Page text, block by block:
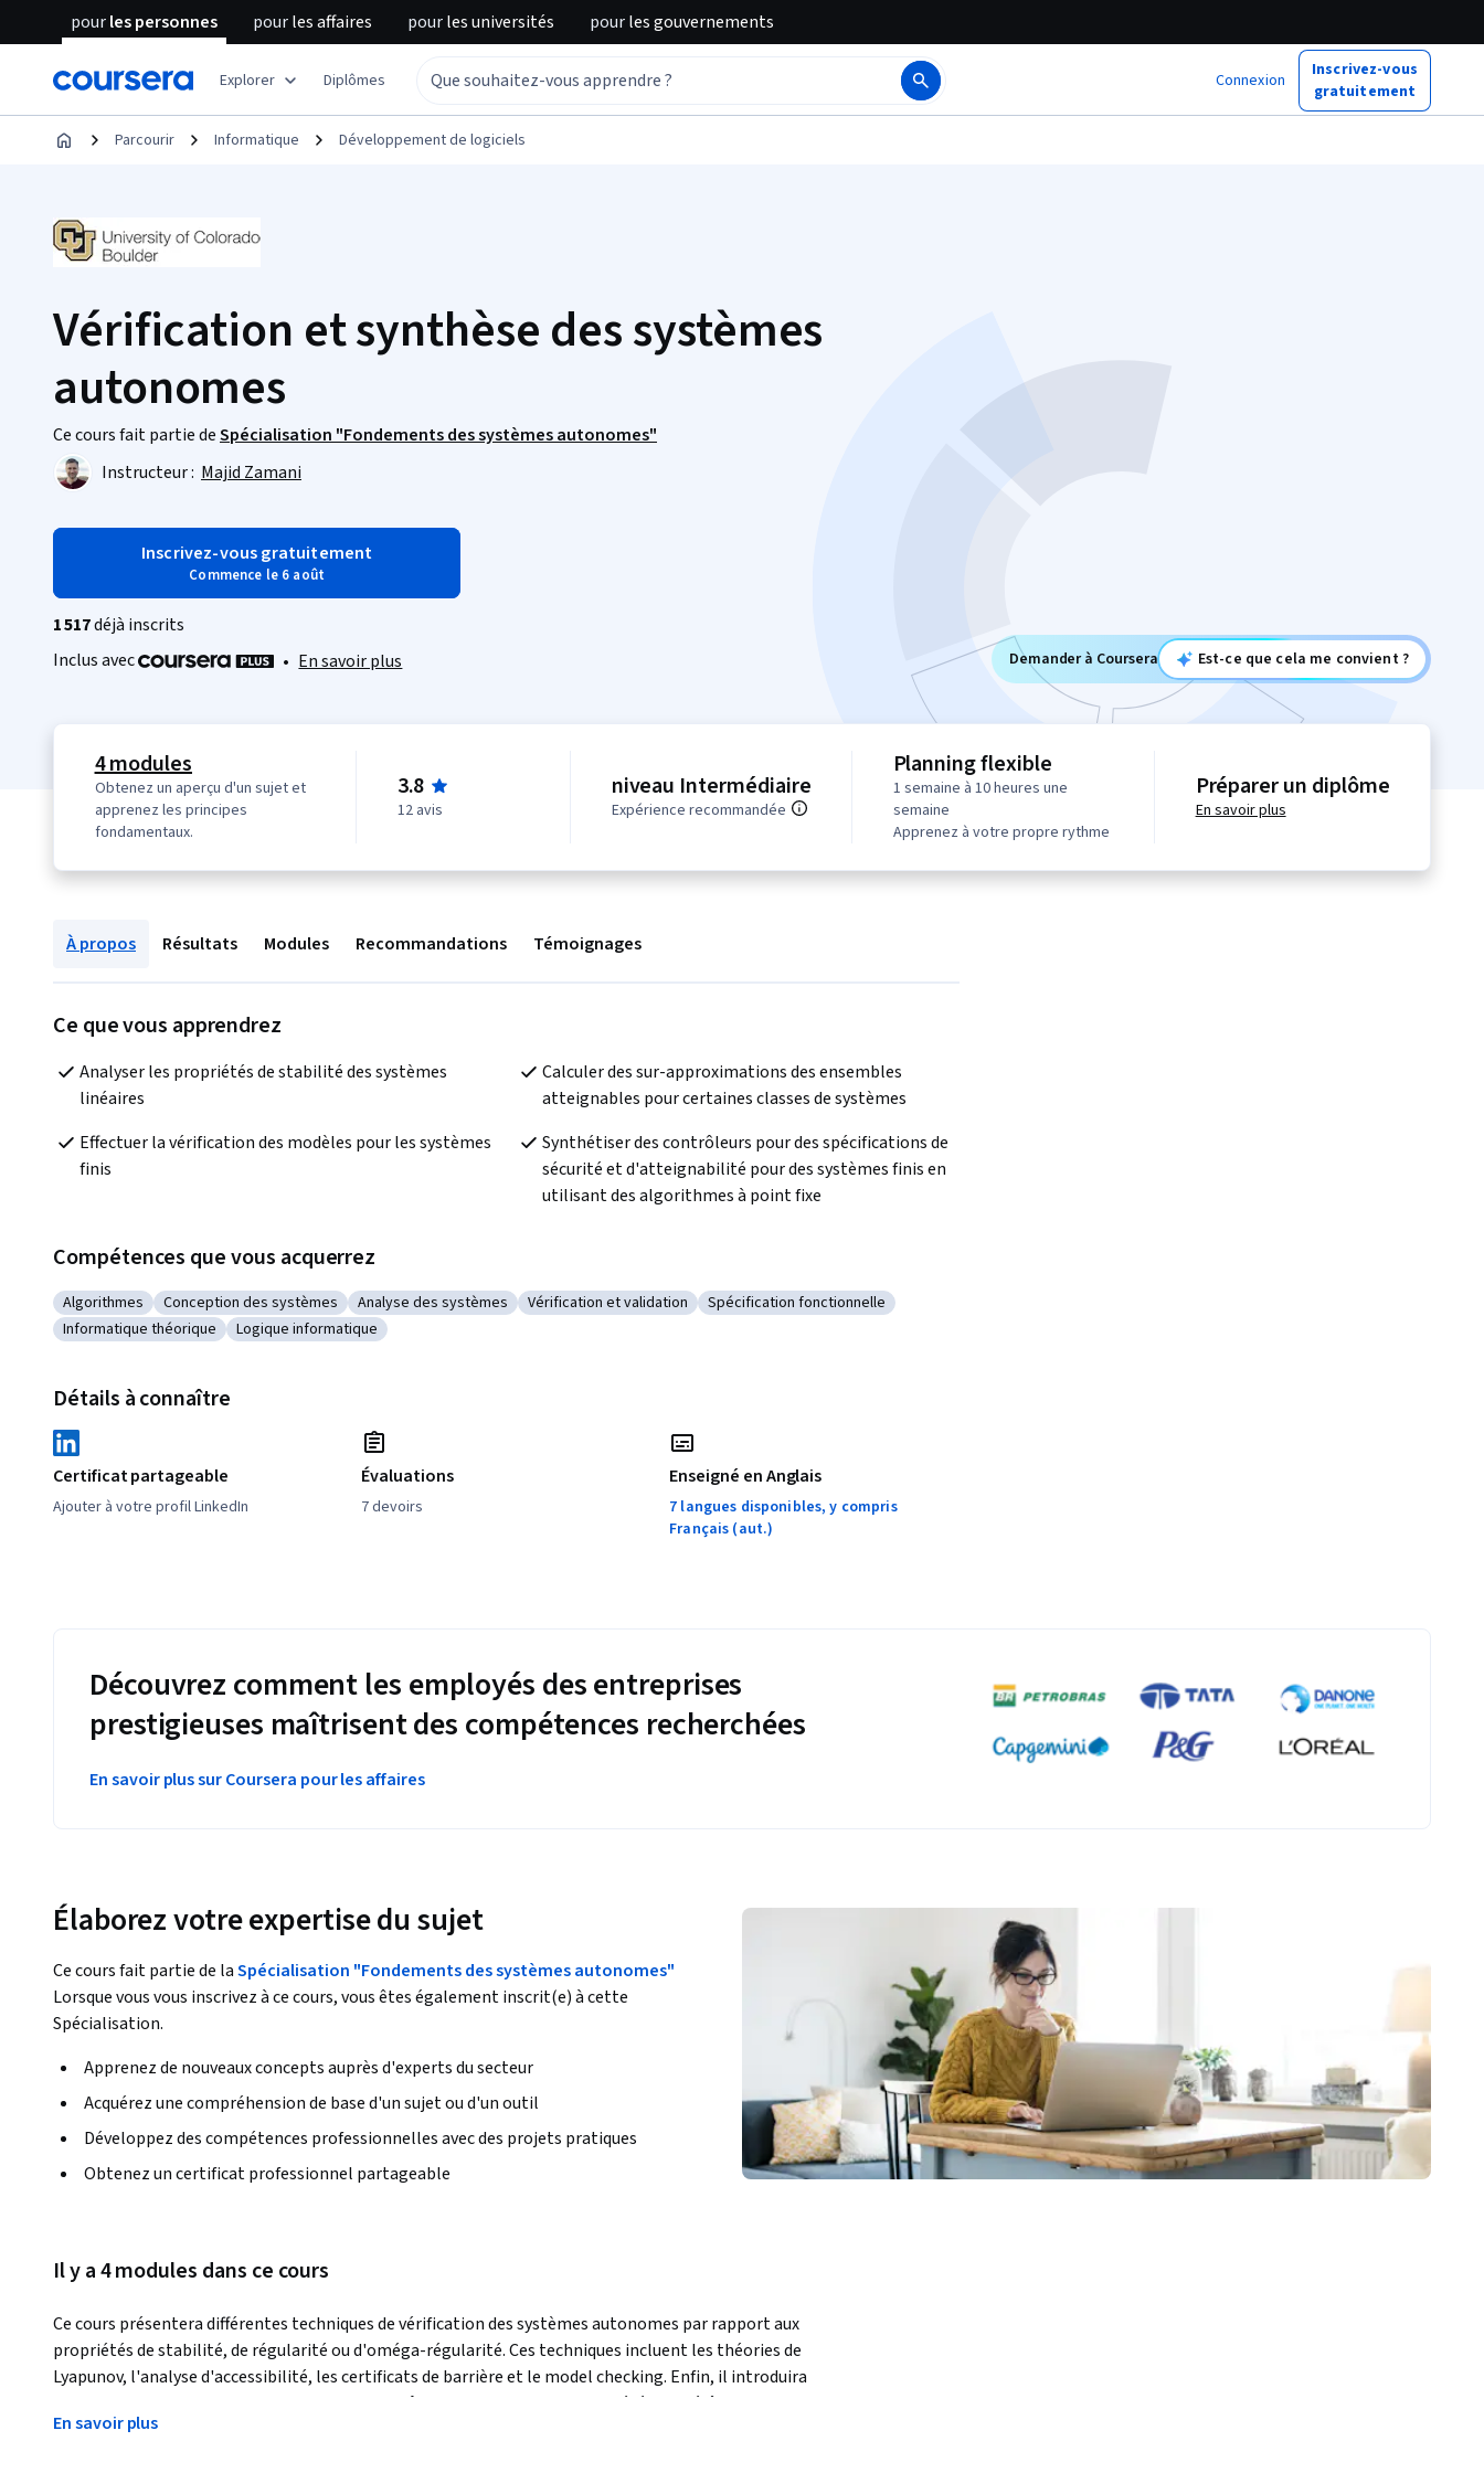
pourles personnes pourles affaires pourles universités pourles gouvernements
Explorer Diplômes Connexion
Inscrivez-vous
gratuitement
Parcourir Informatique Développement de logiciels
Vérification et synthèse des systèmes
autonomes
Ce cours fait partie deSpécialisation "Fondements des systèmes autonomes"
Instructeur : Majid Zamani
Inscrivez-vous gratuitement
Commence le 6 août
1 517déjà inscrits
Inclus avec
• En savoir plus Demander à Coursera Est-ce que cela me convient ?
4 modules
Obtenez un aperçu d'un sujet et
apprenez les principes
fondamentaux.
3.8
12 avis
niveau Intermédiaire
Expérience recommandée
Planning flexible
1 semaine à 10 heures une
semaine
Apprenez à votre propre rythme
Préparer un diplôme
En savoir plus
À propos Résultats Modules Recommandations Témoignages
Ce que vous apprendrez
Analyser les propriétés de stabilité des systèmes
linéaires
Calculer des sur-approximations des ensembles
atteignables pour certaines classes de systèmes
Effectuer la vérification des modèles pour les systèmes
finis
Synthétiser des contrôleurs pour des spécifications de
sécurité et d'atteignabilité pour des systèmes finis en
utilisant des algorithmes à point fixe
Compétences que vous acquerrez
Catégorie : Algorithmes
Algorithmes Catégorie : Conception des systèmes
Conception des systèmes Catégorie : Analyse des systèmes
Analyse des systèmes Catégorie : Vérification et validation
Vérification et validation Catégorie : Spécification fonctionnelle
Spécification fonctionnelle
Catégorie : Informatique théorique
Informatique théorique Catégorie : Logique informatique
Logique informatique
Détails à connaître
Certificat partageable
Ajouter à votre profil LinkedIn
Évaluations
7 devoirs
Enseigné en Anglais
7 langues disponibles, y compris
Français (aut.)
Découvrez comment les employés des entreprises
prestigieuses maîtrisent des compétences recherchées
En savoir plus sur Coursera pour les affaires
Élaborez votre expertise du sujet
Ce cours fait partie de laSpécialisation "Fondements des systèmes autonomes"
Lorsque vous vous inscrivez à ce cours, vous êtes également inscrit(e) à cette
Spécialisation.
Apprenez de nouveaux concepts auprès d'experts du secteur
Acquérez une compréhension de base d'un sujet ou d'un outil
Développez des compétences professionnelles avec des projets pratiques
Obtenez un certificat professionnel partageable
Il y a 4 modules dans ce cours
Ce cours présentera différentes techniques de vérification des systèmes autonomes par rapport aux
propriétés de stabilité, de régularité ou d'oméga-régularité. Ces techniques incluent les théories de
Lyapunov, l'analyse d'accessibilité, les certificats de barrière et le model checking. Enfin, il introduira
plusieurs techniques sur la conception de contrôleurs appliquant des propriétés d'intérêt sur les
systèmes autonomes originaux. Ce cours peut être pris pour des crédits académiques dans le cadre des
En savoir plus